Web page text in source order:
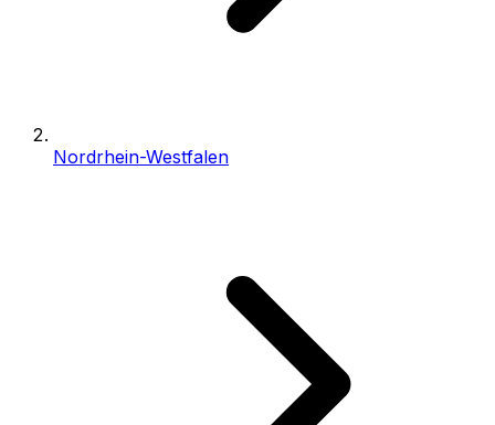
Nordrhein-Westfalen